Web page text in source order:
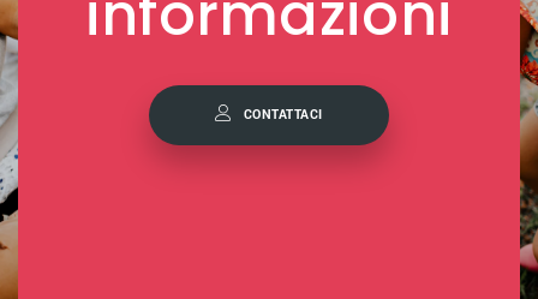
CONTATTACI